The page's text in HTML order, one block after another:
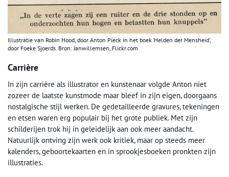
Illustratie van Robin Hood, door Anton Pieck in het boek ‘Helden der Mensheid’,
door Foeke Sjoerds. Bron: Janwillemsen, Flickr.com
Carrière
In zijn carrière als illustrator en kunstenaar volgde Anton niet
zozeer de laatste kunstmode maar bleef in zijn eigen, doorgaans
nostalgische stijl werken. De gedetailleerde gravures, tekeningen
en etsen waren erg populair bij het grote publiek. Met zijn
schilderijen trok hij in geleidelijk aan ook meer aandacht.
Natuurlijk ontving zijn werk ook kritiek, maar op steeds meer
kalenders, geboortekaarten en in sprookjesboeken pronkten zijn
illustraties.